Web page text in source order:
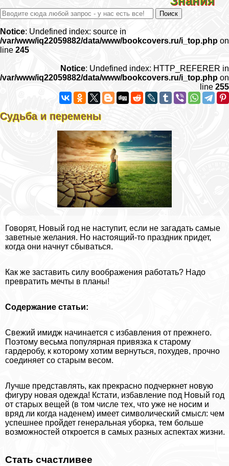
Notice: Undefined index: source in
/var/www/iq22059882/data/www/bookcovers.ru/i_top.php on
line 245
Notice: Undefined index: HTTP_REFERER in
/var/www/iq22059882/data/www/bookcovers.ru/i_top.php on
line 255
Судьба и перемены
Говорят, Новый год не наступит, если не загадать самые
заветные желания. Но настоящий-то праздник придет,
когда они начнут сбываться.
Как же заставить силу воображения работать? Надо
превратить мечты в планы!
Содержание статьи:
Свежий имидж начинается с избавления от прежнего.
Поэтому весьма популярная привязка к старому
гардеробу, к которому хотим вернуться, похудев, прочно
соединяет со старым весом.
Лучше представлять, как прекрасно подчеркнет новую
фигуру новая одежда! Кстати, избавление под Новый год
от старых вещей (в том числе тех, что уже не носим и
вряд ли когда наденем) имеет символический смысл: чем
успешнее пройдет генеральная уборка, тем больше
возможностей откроется в самых разных аспектах жизни.
Стать счастливее